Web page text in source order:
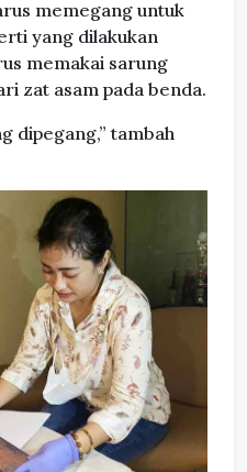
memegang untuk
yang dilakukan
memakai sarung
zat asam pada benda.
dipegang,” tambah